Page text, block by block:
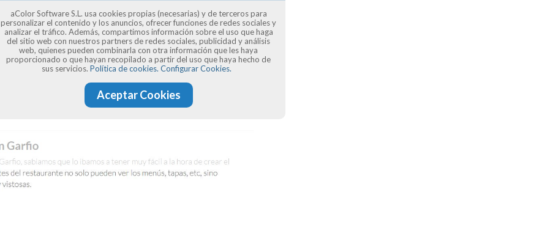
aColor Software S.L. usa cookies propias (necesarias) y de terceros para
personalizar el contenido y los anuncios, ofrecer funciones de redes sociales y
analizar el tráfico. Además, compartimos información sobre el uso que haga
del sitio web con nuestros partners de redes sociales, publicidad y análisis
web, quienes pueden combinarla con otra información que les haya
proporcionado o que hayan recopilado a partir del uso que haya hecho de
sus servicios. Política de cookies. Configurar Cookies.
Aceptar Cookies